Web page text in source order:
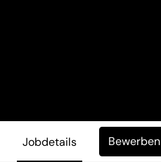
Jobdetails Bewerben